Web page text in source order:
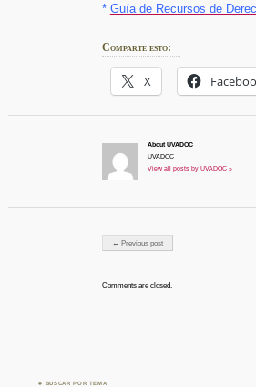
* Guía de Recursos de
Comparte esto:
X
About UVADOC
UVADOC
View all posts by UVADOC »
Post navigation
← Previous post
Comments are closed.
BUSCAR POR TEMA